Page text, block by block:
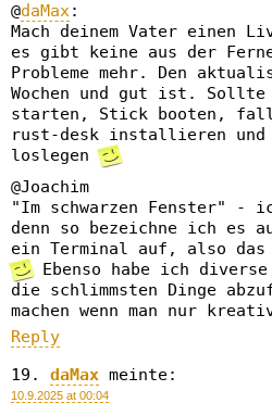
@daMax:
Mach deinem Vater einen
es gibt keine aus der
Probleme mehr. Den
Wochen und gut ist.
starten, Stick booten,
rust-desk installieren und
loslegen
@Joachim
"Im schwarzen Fenster" -
denn so bezeichne ich es
ein Terminal auf, also
Ebenso habe ich
die schlimmsten Dinge
machen wenn man nur
Reply
daMax meinte:
10.9.2025 at 00:04